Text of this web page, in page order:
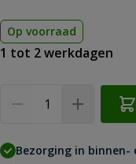
Op voorraad
1 tot 2 werkdagen
Bezorging in binnen-